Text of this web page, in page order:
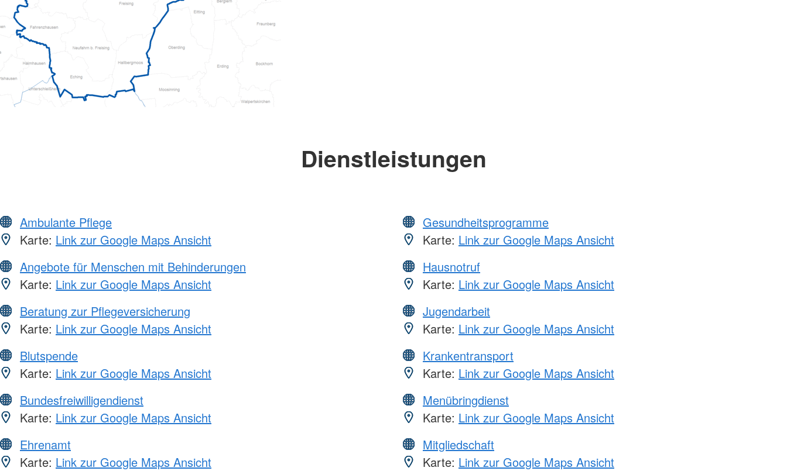
Dienstleistungen
Ambulante Pflege
Karte: Link zur Google Maps Ansicht
Angebote für Menschen mit Behinderungen
Karte: Link zur Google Maps Ansicht
Beratung zur Pflegeversicherung
Karte: Link zur Google Maps Ansicht
Blutspende
Karte: Link zur Google Maps Ansicht
Bundesfreiwilligendienst
Karte: Link zur Google Maps Ansicht
Ehrenamt
Karte: Link zur Google Maps Ansicht
Gesundheitsprogramme
Karte: Link zur Google Maps Ansicht
Hausnotruf
Karte: Link zur Google Maps Ansicht
Jugendarbeit
Karte: Link zur Google Maps Ansicht
Krankentransport
Karte: Link zur Google Maps Ansicht
Menübringdienst
Karte: Link zur Google Maps Ansicht
Mitgliedschaft
Karte: Link zur Google Maps Ansicht